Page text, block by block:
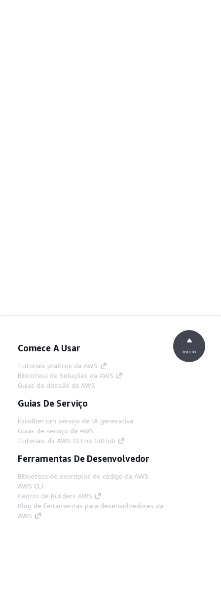
Comece A Usar
Tutoriais práticos da AWS
Biblioteca de Soluções da AWS
Guias de decisão da AWS
Guias De Serviço
Escolher um serviço de IA generativa
Guias de serviço da AWS
Tutoriais da AWS CLI no GitHub
Ferramentas De Desenvolvedor
Biblioteca de exemplos de código da AWS
AWS CLI
Centro de Builders AWS
Blog de ferramentas para desenvolvedores da
AWS
início